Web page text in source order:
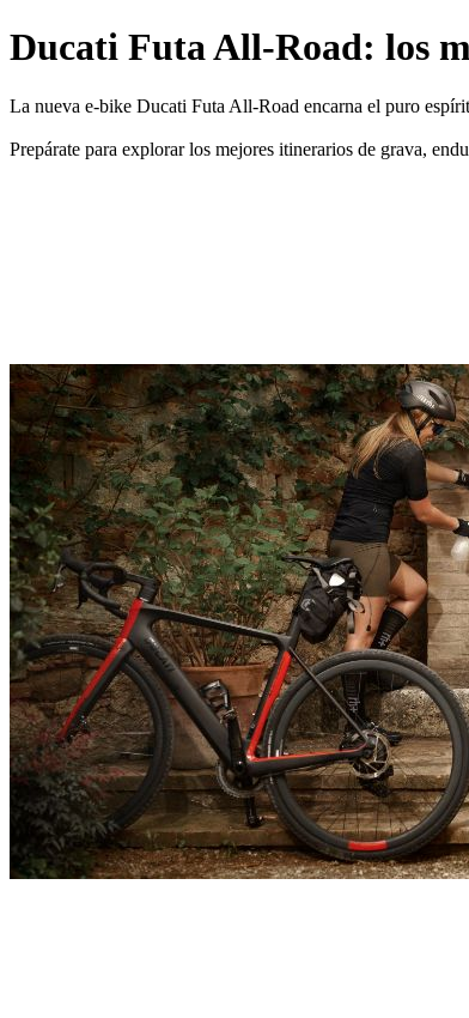
Ducati Futa All-Road: los
La nueva e-bike Ducati Futa All-Road encarna el puro
Prepárate para explorar los mejores itinerarios de grava,